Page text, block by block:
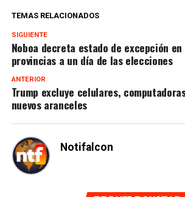
TEMAS RELACIONADOS
SIGUIENTE
Noboa decreta estado de excepción
provincias a un día de las elecciones
ANTERIOR
Trump excluye celulares,
nuevos aranceles
Notifalcon